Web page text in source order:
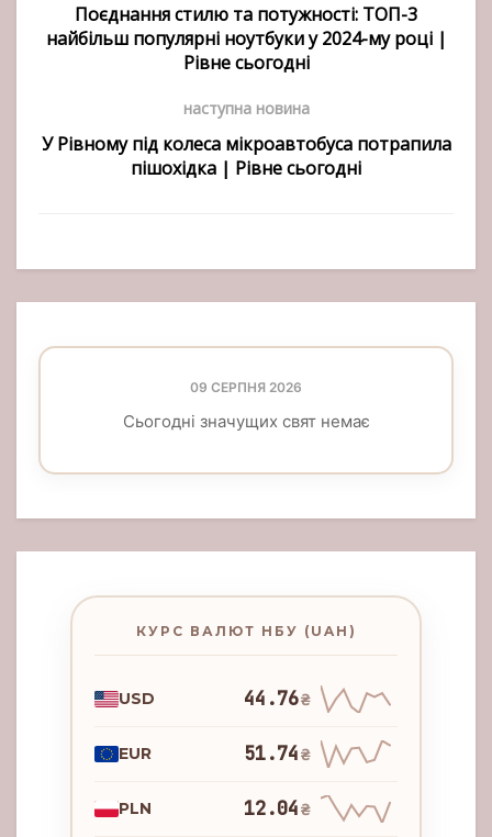
Поєднання стилю та потужності: ТОП-3
найбільш популярні ноутбуки у 2024-му році |
Рівне сьогодні
наступна новина
У Рівному під колеса мікроавтобуса потрапила
пішохідка | Рівне сьогодні
09 СЕРПНЯ 2026
Сьогодні значущих свят немає
КУРС ВАЛЮТ НБУ (UAH)
USD 44.76₴
EUR 51.74₴
PLN 12.04₴